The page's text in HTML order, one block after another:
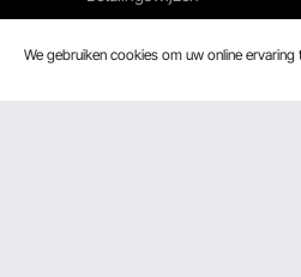
We gebruiken cookies om uw online